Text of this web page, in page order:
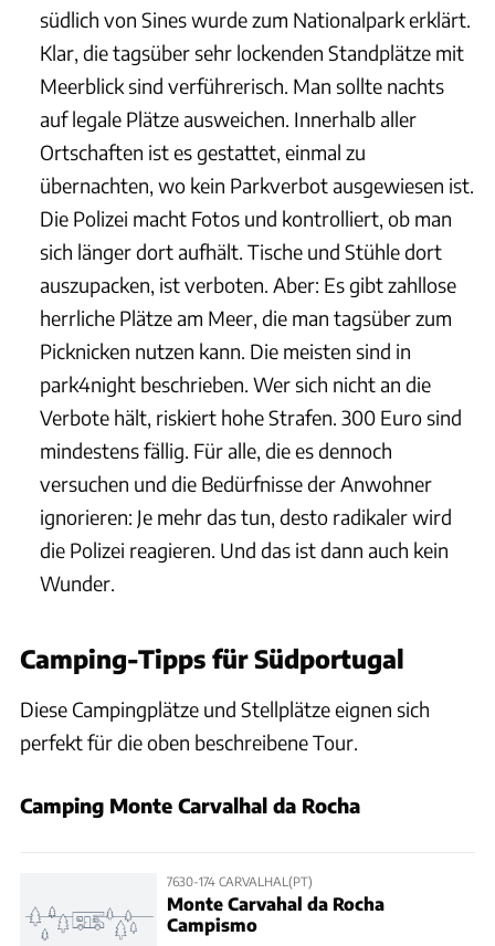
südlich von Sines wurde zum Nationalpark erklärt.
Klar, die tagsüber sehr lockenden Standplätze mit
Meerblick sind verführerisch. Man sollte nachts
auf legale Plätze ausweichen. Innerhalb aller
Ortschaften ist es gestattet, einmal zu
übernachten, wo kein Parkverbot ausgewiesen ist.
Die Polizei macht Fotos und kontrolliert, ob man
sich länger dort aufhält. Tische und Stühle dort
auszupacken, ist verboten. Aber: Es gibt zahllose
herrliche Plätze am Meer, die man tagsüber zum
Picknicken nutzen kann. Die meisten sind in
park4night beschrieben. Wer sich nicht an die
Verbote hält, riskiert hohe Strafen. 300 Euro sind
mindestens fällig. Für alle, die es dennoch
versuchen und die Bedürfnisse der Anwohner
ignorieren: Je mehr das tun, desto radikaler wird
die Polizei reagieren. Und das ist dann auch kein
Wunder.
Camping-Tipps für Südportugal
Diese Campingplätze und Stellplätze eignen sich
perfekt für die oben beschreibene Tour.
Camping Monte Carvalhal da Rocha
7630-174 CARVALHAL(PT)
Monte Carvahal da Rocha
Campismo